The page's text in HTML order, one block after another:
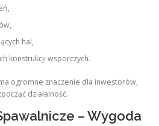
hal,
konstrukcji wsporczych.
ogromne znaczenie dla inwestorów,
działalność.
– Wygoda